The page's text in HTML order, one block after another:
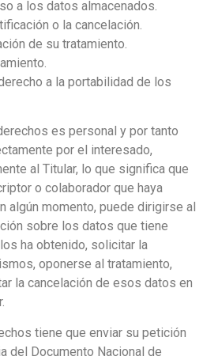
a los datos almacenados.
o la cancelación.
de su tratamiento.
a la portabilidad de los
es personal y por tanto
por el interesado,
al Titular, lo que significa que
o colaborador que haya
algún momento, puede dirigirse al
sobre los datos que tiene
ha obtenido, solicitar la
oponerse al tratamiento,
la cancelación de esos datos en
tiene que enviar su petición
del Documento Nacional de